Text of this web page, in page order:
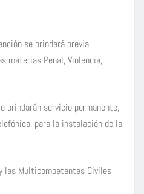
se brindará previa
materias Penal, Violencia,
brindarán servicio permanente,
para la instalación de la
las Multicompetentes Civiles